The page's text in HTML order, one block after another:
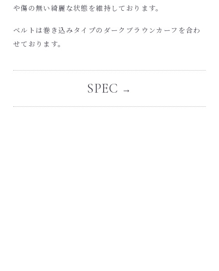
や傷の無い綺麗な状態を維持しております。
ベルトは巻き込みタイプのダークブラウンカーフを合わ
せております。
SPEC